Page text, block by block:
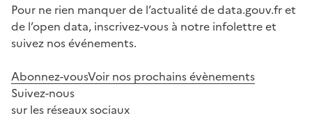
Pour ne rien manquer de l’actualité de data.gouv.fr et
de l’open data, inscrivez-vous à notre infolettre et
suivez nos événements.
Abonnez-vousVoir nos prochains évènements
Suivez-nous
sur les réseaux sociaux